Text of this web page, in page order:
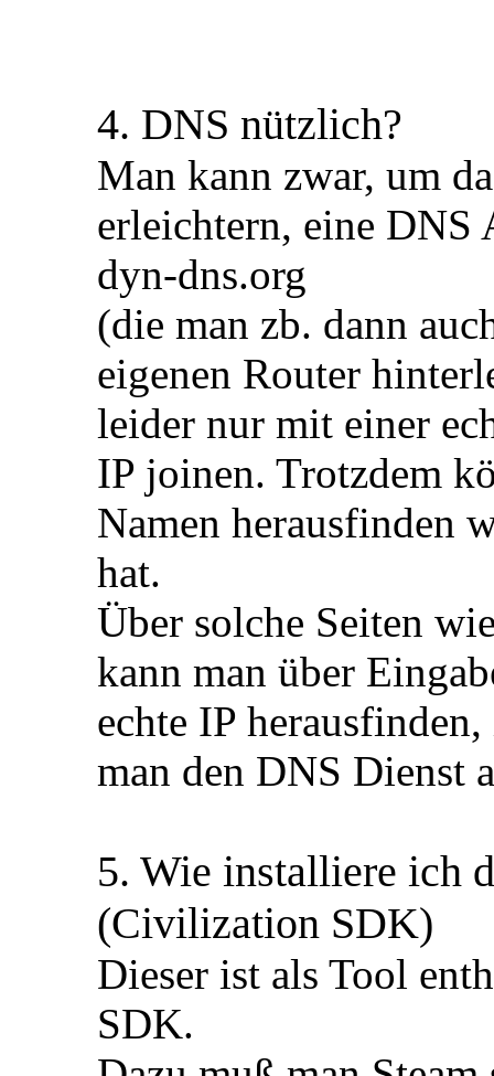
4. DNS nützlich?
Man kann zwar, um
erleichtern, eine DNS
dyn-dns.org
(die man zb. dann
eigenen Router
leider nur mit einer
IP joinen. Trotzdem
Namen herausfinden
hat.
Über solche Seiten
kann man über
echte IP
man den DNS Dienst
5. Wie installiere ich
(Civilization SDK)
Dieser ist als Tool
SDK.